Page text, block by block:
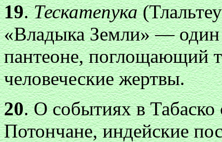
19.Тескатепука
«Владыка Земли» — один
пантеоне, поглощающий
человеческие жертвы.
20. О событиях в
Потончане, индейские